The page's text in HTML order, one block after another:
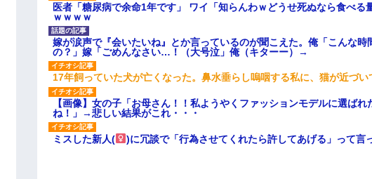
医者「糖尿病で余命1年です」 ワイ「知らんわｗどうせ死ぬなら食べ
ｗｗｗｗ
嫁が涙声で『会いたいね』とか言っているのが聞こえた。俺「こんな時
の？」嫁「ごめんなさい…！（大号泣」俺（キターー）→
17年飼っていた犬が亡くなった。鼻水垂らし嗚咽する私に、猫が近づ
【画像】女の子「お母さん！！私ようやくファッションモデルに選ばれ
ね！」→悲しい結果がこれ・・・
ミスした新人( )に冗談で「行為させてくれたら許してあげる」って言